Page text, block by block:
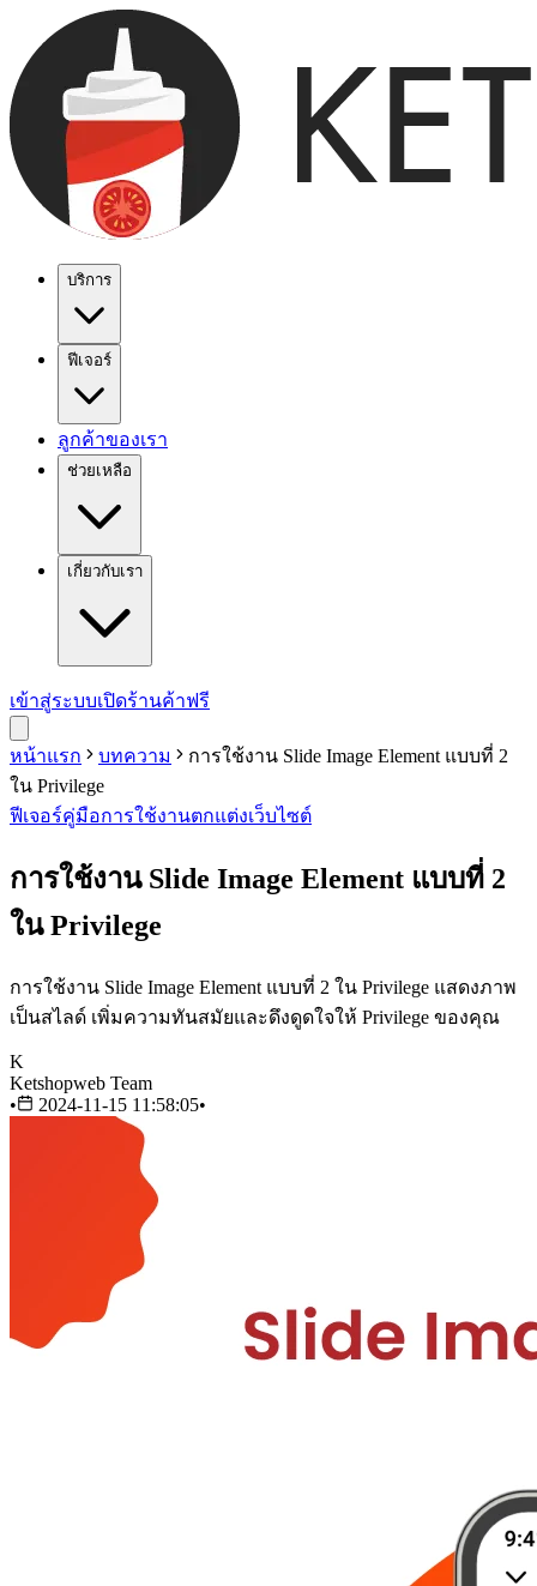
บริการ
ฟีเจอร์
ลูกค้าของเรา
ช่วยเหลือ
เกี่ยวกับเรา
เข้าสู่ระบบเปิดร้านค้าฟรี
หน้าแรก บทความ
การใช้งาน Slide Image Element แบบที่ 2
ใน Privilege
ฟีเจอร์คู่มือการใช้งานตกแต่งเว็บไซต์
การใช้งาน Slide Image Element แบบที่ 2
ใน Privilege
การใช้งาน Slide Image Element แบบที่ 2 ใน Privilege แสดงภาพ
เป็นสไลด์ เพิ่มความทันสมัยและดึงดูดใจให้ Privilege ของคุณ
K
Ketshopweb Team
•
2024-11-15 11:58:05•